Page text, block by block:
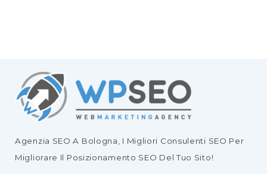
Agenzia SEO A Bologna, I Migliori Consulenti SEO Per
Migliorare Il Posizionamento SEO Del Tuo Sito!